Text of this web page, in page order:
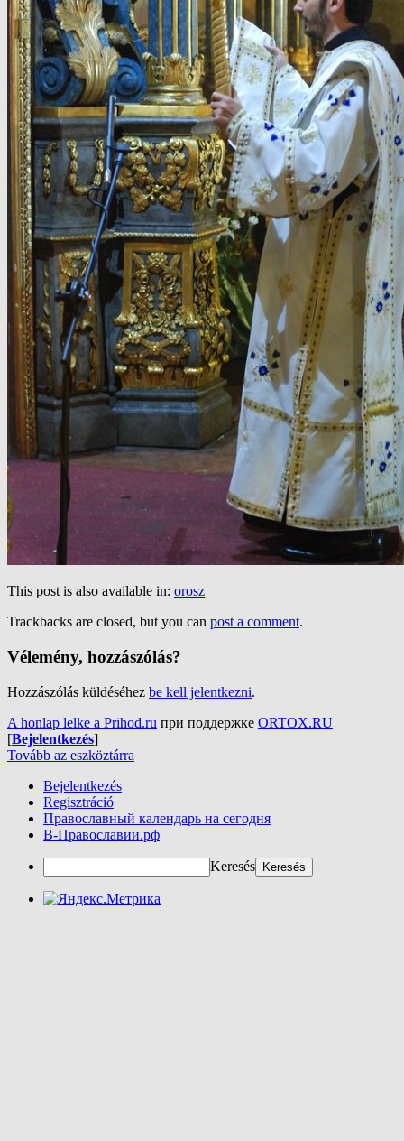
This post is also available in: orosz
Trackbacks are closed, but you can post a comment.
Vélemény, hozzászólás?
Hozzászólás küldéséhez be kell jelentkezni.
A honlap lelke a Prihod.ru при поддержке ORTOX.RU
[Bejelentkezés]
Tovább az eszköztárra
Bejelentkezés
Regisztráció
Православный календарь на сегодня
В-Православии.рф
Keresés